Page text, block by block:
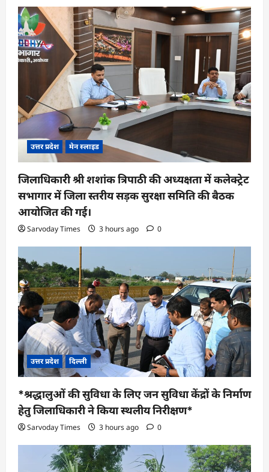
उत्तर प्रदेश मेन स्लाइड
जिलाधिकारी श्री शशांक त्रिपाठी की अध्यक्षता में कलेक्ट्रेट
सभागार में जिला स्तरीय सड़क सुरक्षा समिति की बैठक
आयोजित की गई।
Sarvoday Times 3 hours ago 0
उत्तर प्रदेश दिल्ली
*श्रद्धालुओं की सुविधा के लिए जन सुविधा केंद्रों के निर्माण
हेतु जिलाधिकारी ने किया स्थलीय निरीक्षण*
Sarvoday Times 3 hours ago 0